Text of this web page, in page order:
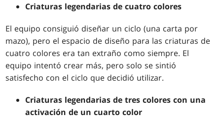
Criaturas legendarias de cuatro colores
El equipo consiguió diseñar un ciclo (una carta por
mazo), pero el espacio de diseño para las criaturas de
cuatro colores era tan extraño como siempre. El
equipo intentó crear más, pero solo se sintió
satisfecho con el ciclo que decidió utilizar.
Criaturas legendarias de tres colores con una
activación de un cuarto color